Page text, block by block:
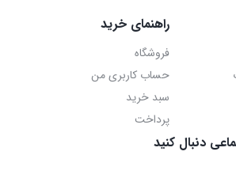
راهنمای خرید
فروشگاه
حساب کاربری من
سبد خرید
پرداخت
دنبال کنید